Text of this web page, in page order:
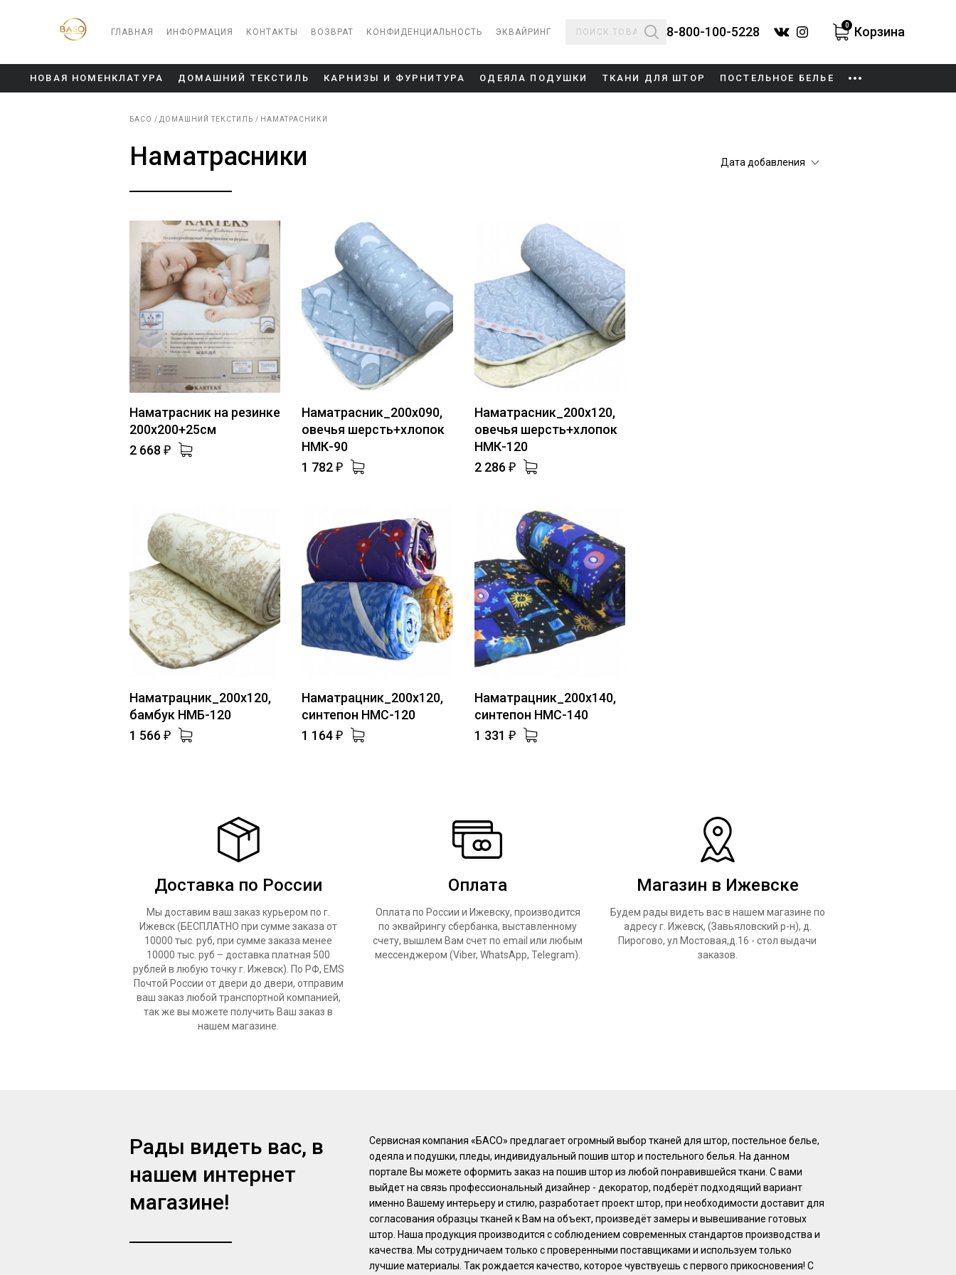
ГЛАВНАЯ ИНФОРМАЦИЯ КОНТАКТЫ ВОЗВРАТ КОНФИДЕНЦИАЛЬНОСТЬ ЭКВАЙРИНГ 8-800-100-5228 0 Корзина
НОВАЯ НОМЕНКЛАТУРА ДОМАШНИЙ ТЕКСТИЛЬ КАРНИЗЫ И ФУРНИТУРА ОДЕЯЛА ПОДУШКИ ТКАНИ ДЛЯ ШТОР ПОСТЕЛЬНОЕ БЕЛЬЕ
БАСО ДОМАШНИЙ ТЕКСТИЛЬ НАМАТРАСНИКИ
Наматрасники Дата добавления
Наматрасник на резинке
200х200+25см
2 668 ₽
Наматрасник_200х090,
овечья шерсть+хлопок
НМК-90
1 782₽
Наматрасник_200х120,
овечья шерсть+хлопок
НМК-120
2 286 ₽
Наматрацник_200х120,
бамбук НМБ-120
1 566 ₽
Наматрацник_200х120,
синтепон НМС-120
1 164₽
Наматрацник_200х140,
синтепон НМС-140
1 331 ₽
Доставка по России
Мы доставим ваш заказ курьером по г.
Ижевск (БЕСПЛАТНО при сумме заказа от
10000 тыс. руб, при сумме заказа менее
10000 тыс. руб – доставка платная 500
рублей в любую точку г. Ижевск). По РФ, EMS
Почтой России от двери до двери, отправим
ваш заказ любой транспортной компанией,
так же вы можете получить Ваш заказ в
нашем магазине.
Оплата
Оплата по России и Ижевску, производится
по эквайрингу сбербанка, выставленному
счету, вышлем Вам счет по email или любым
мессенджером (Viber, WhatsApp, Telegram).
Магазин в Ижевске
Будем рады видеть вас в нашем магазине по
адресу г. Ижевск, (Завьяловский р-н), д.
Пирогово, ул Мостовая,д.16 - стол выдачи
заказов.
Рады видеть вас, в
нашем интернет
магазине!
Сервисная компания «БАСО» предлагает огромный выбор тканей для штор, постельное белье,
одеяла и подушки, пледы, индивидуальный пошив штор и постельного белья. На данном
портале Вы можете оформить заказ на пошив штор из любой понравившейся ткани. С вами
выйдет на связь профессиональный дизайнер - декоратор, подберёт подходящий вариант
именно Вашему интерьеру и стилю, разработает проект штор, при необходимости доставит для
согласования образцы тканей к Вам на объект, произведёт замеры и вывешивание готовых
штор. Наша продукция производится с соблюдением современных стандартов производства и
качества. Мы сотрудничаем только с проверенными поставщиками и используем только
лучшие материалы. Так рождается качество, которое чувствуешь с первого прикосновения! С